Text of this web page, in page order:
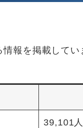
報を掲載してい
39,101人